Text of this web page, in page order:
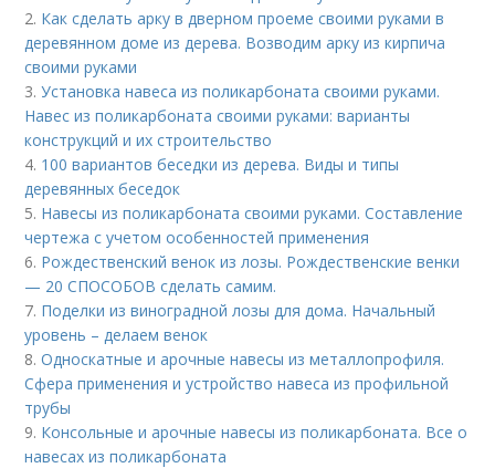
2. Как сделать арку в дверном проеме своими руками в
деревянном доме из дерева. Возводим арку из кирпича
своими руками
3.Установка навеса из поликарбоната своими руками.
Навес из поликарбоната своими руками: варианты
конструкций и их строительство
4. 100 вариантов беседки из дерева. Виды и типы
деревянных беседок
5. Навесы из поликарбоната своими руками. Составление
чертежа с учетом особенностей применения
6. Рождественский венок из лозы. Рождественские венки
— 20 СПОСОБОВ сделать самим.
7. Поделки из виноградной лозы для дома. Начальный
уровень – делаем венок
8.Односкатные и арочные навесы из металлопрофиля.
Сфера применения и устройство навеса из профильной
трубы
9. Консольные и арочные навесы из поликарбоната. Все о
навесах из поликарбоната